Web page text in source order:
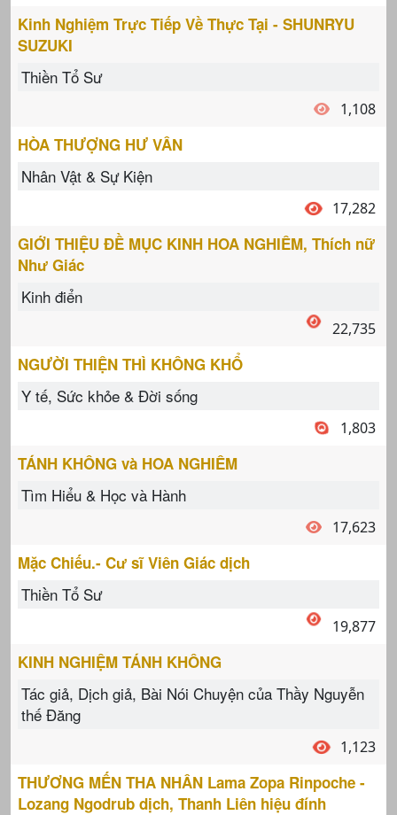
Kinh Nghiệm Trực Tiếp Về Thực Tại - SHUNRYU
SUZUKI
Thiền Tổ Sư
1,108
HÒA THƯỢNG HƯ VÂN
Nhân Vật & Sự Kiện
17,282
GIỚI THIỆU ĐỀ MỤC KINH HOA NGHIÊM, Thích nữ
Như Giác
Kinh điển
22,735
NGƯỜI THIỆN THÌ KHÔNG KHỔ
Y tế, Sức khỏe & Đời sống
1,803
TÁNH KHÔNG và HOA NGHIÊM
Tìm Hiểu & Học và Hành
17,623
Mặc Chiếu.- Cư sĩ Viên Giác dịch
Thiền Tổ Sư
19,877
KINH NGHIỆM TÁNH KHÔNG
Tác giả, Dịch giả, Bài Nói Chuyện của Thầy Nguyễn
thế Đăng
1,123
THƯƠNG MẾN THA NHÂN Lama Zopa Rinpoche -
Lozang Ngodrub dịch, Thanh Liên hiệu đính